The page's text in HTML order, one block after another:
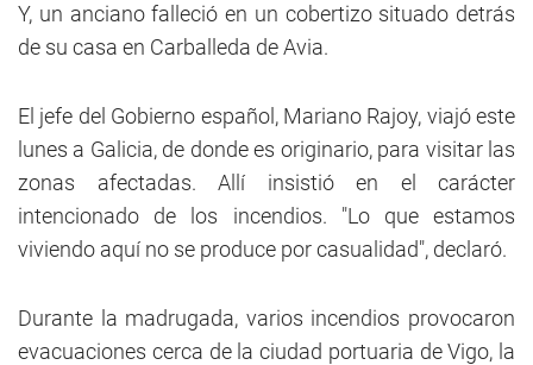
Y, un anciano falleció en un cobertizo situado detrás
de su casa en Carballeda de Avia.
El jefe del Gobierno español, Mariano Rajoy, viajó este
lunes a Galicia, de donde es originario, para visitar las
zonas afectadas. Allí insistió en el carácter
intencionado de los incendios. "Lo que estamos
viviendo aquí no se produce por casualidad", declaró.
Durante la madrugada, varios incendios provocaron
evacuaciones cerca de la ciudad portuaria de Vigo, la